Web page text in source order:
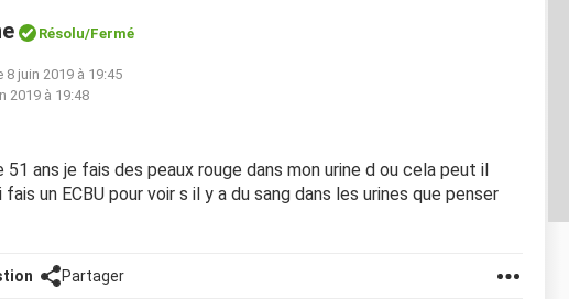
Résolu/Fermé
8 juin 2019 à 19:45
2019 à 19:48
51 ans je fais des peaux rouge dans mon urine d ou cela peut il
fais un ECBU pour voir s il y a du sang dans les urines que penser
Partager